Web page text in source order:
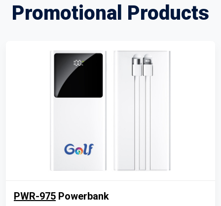
Promotional Products
PWR-975 Powerbank